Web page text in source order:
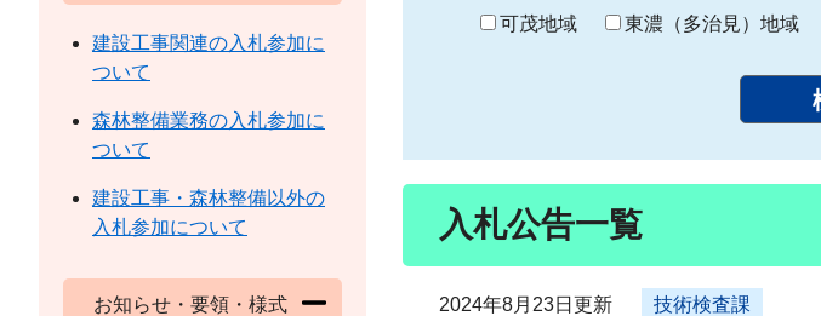
り
り
可茂地域
東濃（多治見）地域
入札公告一覧
2024年8月23日更新 技術検査課
建設工事関連の入札参加に
ついて
森林整備業務の入札参加に
ついて
建設工事・森林整備以外の
入札参加について
お知らせ・要領・様式